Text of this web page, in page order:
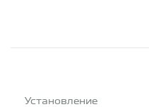
Установление